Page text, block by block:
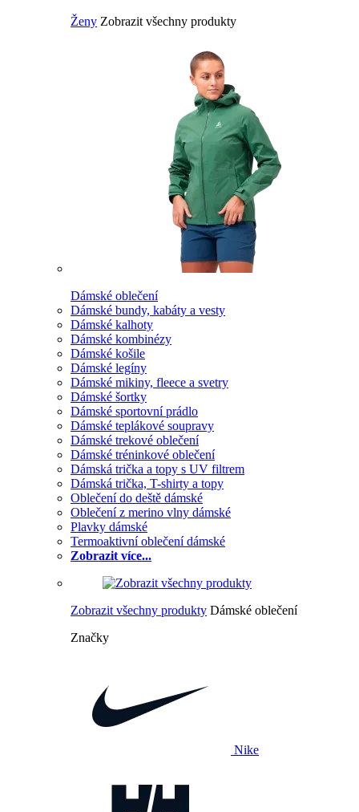
Ženy Zobrazit všechny produkty
Dámské oblečení
Dámské bundy, kabáty a vesty
Dámské kalhoty
Dámské kombinézy
Dámské košile
Dámské legíny
Dámské mikiny, fleece a svetry
Dámské šortky
Dámské sportovní prádlo
Dámské teplákové soupravy
Dámské trekové oblečení
Dámské tréninkové oblečení
Dámská trička a topy s UV filtrem
Dámská trička, T-shirty a topy
Oblečení do deště dámské
Oblečení z merino vlny dámské
Plavky dámské
Termoaktivní oblečení dámské
Zobrazit více...
Zobrazit všechny produkty Dámské oblečení
Značky
Nike